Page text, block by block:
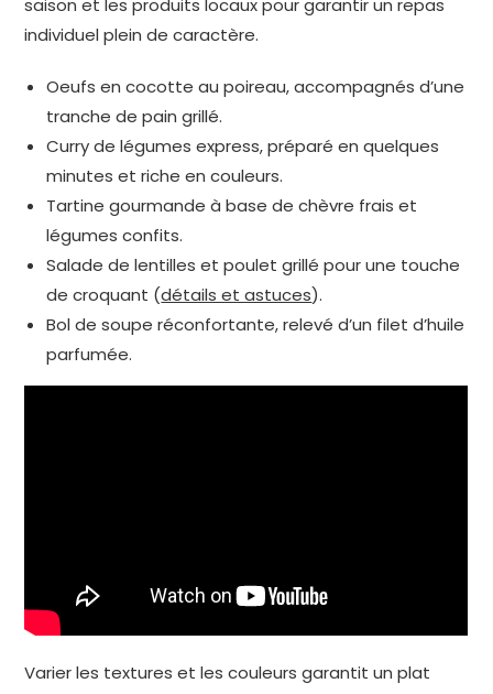
saison et les produits locaux pour garantir un repas
individuel plein de caractère.
Oeufs en cocotte au poireau, accompagnés d’une
tranche de pain grillé.
Curry de légumes express, préparé en quelques
minutes et riche en couleurs.
Tartine gourmande à base de chèvre frais et
légumes confits.
Salade de lentilles et poulet grillé pour une touche
de croquant (détails et astuces).
Bol de soupe réconfortante, relevé d’un filet d’huile
parfumée.
Varier les textures et les couleurs garantit un plat